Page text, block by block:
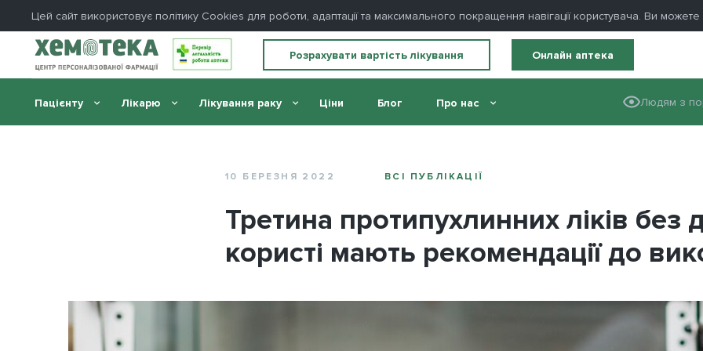
Цей сайт використовує політику Cookies для роботи, адаптації та максимального покращення навігації користувача. Ви
Розрахувати вартість лікування Онлайн аптека
Людям з
Пацієнту Лікарю Лікування раку Ціни Блог Про нас
10 БЕРЕЗНЯ 2022 ВСІ ПУБЛІКАЦІЇ
Третина протипухлинних ліків без
користі мають рекомендації до